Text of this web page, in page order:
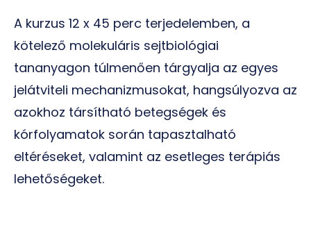
A kurzus 12 x 45 perc terjedelemben, a
kötelező molekuláris sejtbiológiai
tananyagon túlmenően tárgyalja az egyes
jelátviteli mechanizmusokat, hangsúlyozva az
azokhoz társítható betegségek és
kórfolyamatok során tapasztalható
eltéréseket, valamint az esetleges terápiás
lehetőségeket.